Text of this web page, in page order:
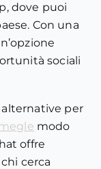
dove puoi
Con una
sociali
per
modo
offre
cerca